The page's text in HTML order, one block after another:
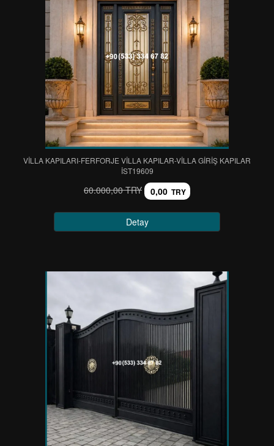
VİLLA KAPILARI-FERFORJE VİLLA KAPILAR-VİLLA GİRİŞ KAPILAR
IST19609
60.000,00 TRY 0,00 TRY
Detay